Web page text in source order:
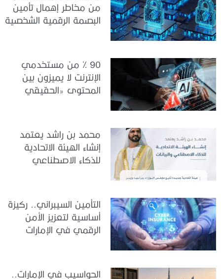
من مخاطر إهمال تأمين
البصمة الرقمية الشخصية
90 % من مستخدمي
الإنترنت لا يميزون بين
المحتوى «الحقيقي
محمد بن راشد يعتمد
إنشاء الهيئة الاتحادية
للذكاء الاصطناعي
التأمين السيبراني.. ركيزة
أساسية لتعزيز الأمن
الرقمي في الإمارات
الحواسيب في الإمارات..